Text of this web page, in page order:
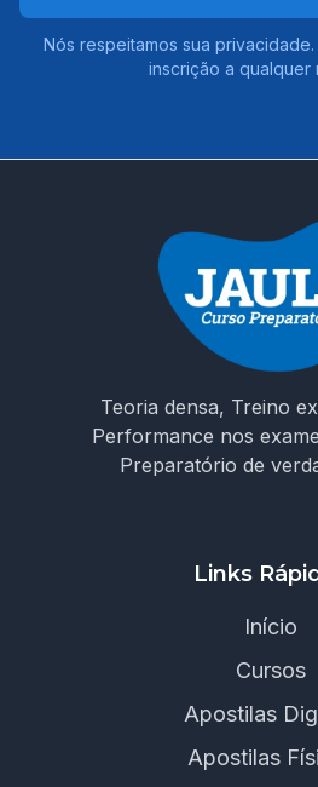
Nós respeitamos sua
inscrição a qualquer
Teoria densa, Treino
Performance nos
Preparatório de
Links
Início
Cursos
Apostilas
Apostilas